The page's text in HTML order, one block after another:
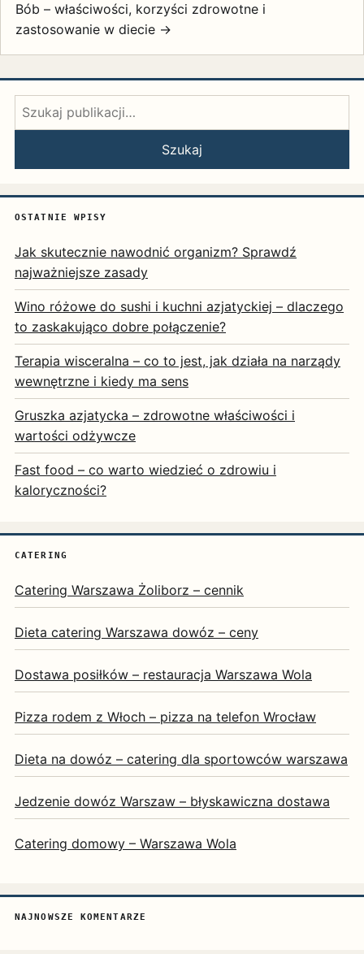
Bób – właściwości, korzyści zdrowotne i
zastosowanie w diecie →
Szukaj:
Szukaj
OSTATNIE WPISY
Jak skutecznie nawodnić organizm? Sprawdź
najważniejsze zasady
Wino różowe do sushi i kuchni azjatyckiej – dlaczego
to zaskakująco dobre połączenie?
Terapia wisceralna – co to jest, jak działa na narządy
wewnętrzne i kiedy ma sens
Gruszka azjatycka – zdrowotne właściwości i
wartości odżywcze
Fast food – co warto wiedzieć o zdrowiu i
kaloryczności?
CATERING
Catering Warszawa Żoliborz – cennik
Dieta catering Warszawa dowóz – ceny
Dostawa posiłków – restauracja Warszawa Wola
Pizza rodem z Włoch – pizza na telefon Wrocław
Dieta na dowóz – catering dla sportowców warszawa
Jedzenie dowóz Warszaw – błyskawiczna dostawa
Catering domowy – Warszawa Wola
NAJNOWSZE KOMENTARZE